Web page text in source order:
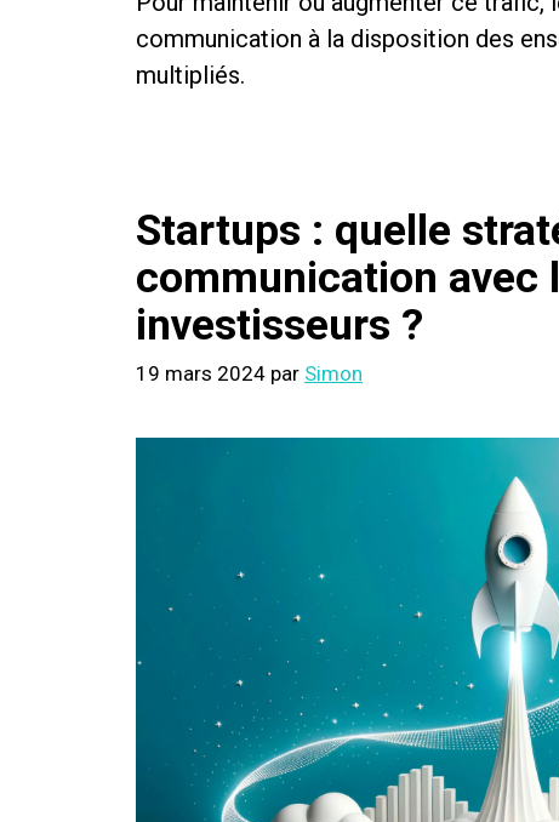
communication à la disposition des
multipliés.
Startups : quelle
communication avec
investisseurs ?
19 mars 2024 par Simon